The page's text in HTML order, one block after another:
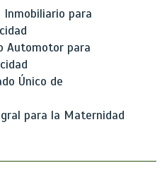
Inmobiliario para
Automotor para
Único de
para la Maternidad